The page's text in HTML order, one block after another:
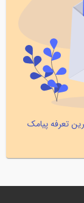
تعرفه پیامک